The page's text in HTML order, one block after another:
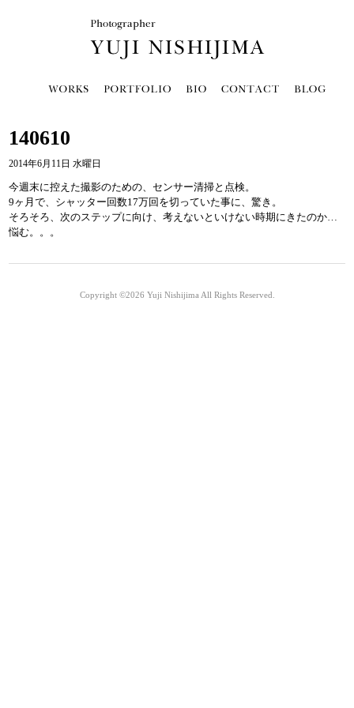
140610
2014年6月11日 水曜日
今週末に控えた撮影のための、センサー清掃と点検。
9ヶ月で、シャッター回数17万回を切っていた事に、驚き。
そろそろ、次のステップに向け、考えないといけない時期にきたのか…
悩む。。。
Copyright ©2026 Yuji Nishijima All Rights Reserved.